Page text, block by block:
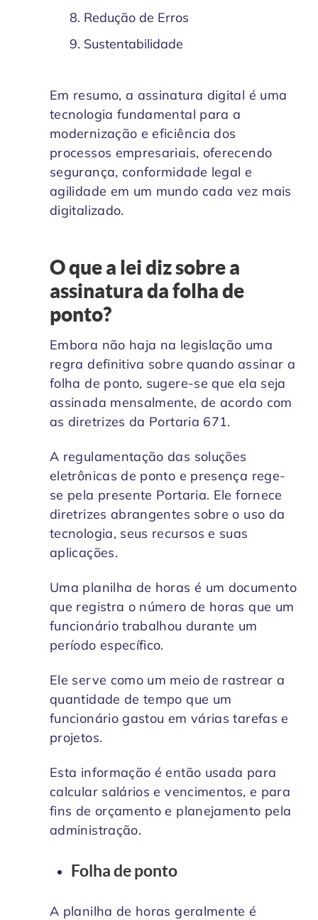
Redução de Erros
Sustentabilidade
Em resumo, a assinatura digital é uma
tecnologia fundamental para a
modernização e eficiência dos
processos empresariais, oferecendo
segurança, conformidade legal e
agilidade em um mundo cada vez mais
digitalizado.
O que a lei diz sobre a
assinatura da folha de
ponto?
Embora não haja na legislação uma
regra definitiva sobre quando assinar a
folha de ponto, sugere-se que ela seja
assinada mensalmente, de acordo com
as diretrizes da Portaria 671.
A regulamentação das soluções
eletrônicas de ponto e presença rege-
se pela presente Portaria. Ele fornece
diretrizes abrangentes sobre o uso da
tecnologia, seus recursos e suas
aplicações.
Uma planilha de horas é um documento
que registra o número de horas que um
funcionário trabalhou durante um
período específico.
Ele serve como um meio de rastrear a
quantidade de tempo que um
funcionário gastou em várias tarefas e
projetos.
Esta informação é então usada para
calcular salários e vencimentos, e para
fins de orçamento e planejamento pela
administração.
Folha de ponto
A planilha de horas geralmente é